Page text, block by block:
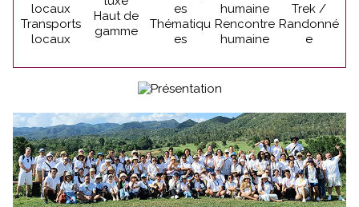
Transports
locaux
Haut de
gamme
Thématiqu
es
Rencontre
humaine
Trek /
Randonné
e